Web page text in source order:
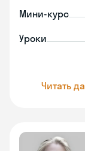
Мини-курс
Уроки
Читать